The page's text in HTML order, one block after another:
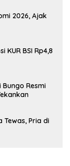
2026, Ajak
KUR BSI Rp4,8
Bungo Resmi
Tewas, Pria di